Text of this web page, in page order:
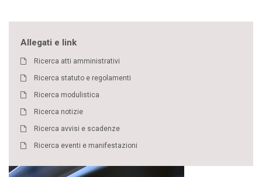
Allegati e link
Ricerca atti amministrativi
Ricerca statuto e regolamenti
Ricerca modulistica
Ricerca notizie
Ricerca avvisi e scadenze
Ricerca eventi e manifestazioni